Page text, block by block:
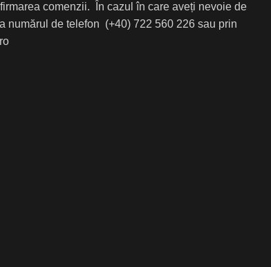
comenzii. În cazul în care aveți nevoie de
numărul de telefon (+40) 722 560 226 sau prin